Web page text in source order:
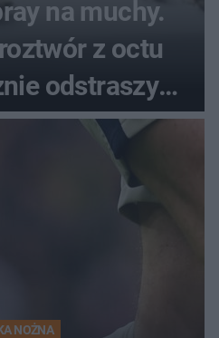
na muchy.
z octu
odstraszy
owady
NOŻNA